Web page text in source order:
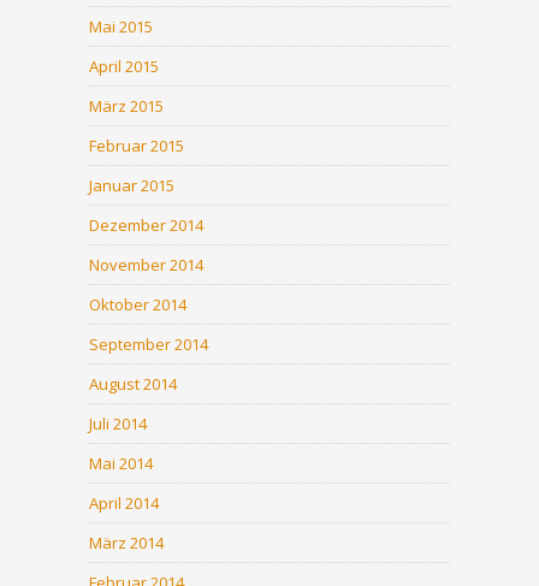
Mai 2015
April 2015
März 2015
Februar 2015
Januar 2015
Dezember 2014
November 2014
Oktober 2014
September 2014
August 2014
Juli 2014
Mai 2014
April 2014
März 2014